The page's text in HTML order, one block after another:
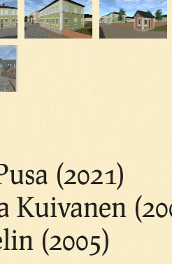
(2021)
Kuivanen
(2005)